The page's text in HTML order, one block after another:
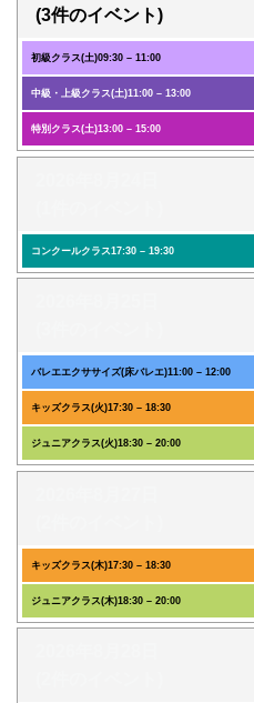
(3件のイベント)
初級クラス(土)09:30 – 11:00
中級・上級クラス(土)11:00 – 13:00
特別クラス(土)13:00 – 15:00
コンクールクラス17:30 – 19:30
バレエエクササイズ(床バレエ)11:00 – 12:00
キッズクラス(火)17:30 – 18:30
ジュニアクラス(火)18:30 – 20:00
キッズクラス(木)17:30 – 18:30
ジュニアクラス(木)18:30 – 20:00